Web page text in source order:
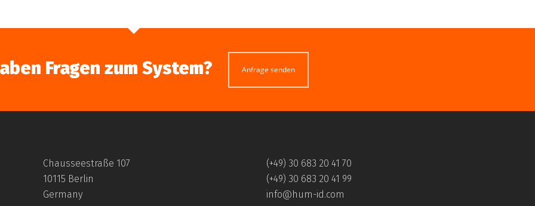
Fragen zum System? Anfrage senden
Chausseestraße 107
10115 Berlin
Germany
(+49) 30 683 20 41 70
(+49) 30 683 20 41 99
info@hum-id.com